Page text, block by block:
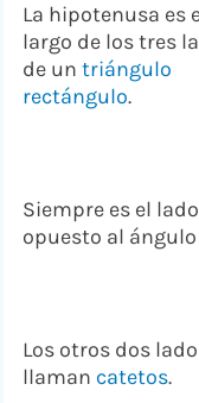
La hipotenusa es
largo de los tres
de un triángulo
rectángulo.
Siempre es el lado
opuesto al
Los otros dos
llaman catetos.